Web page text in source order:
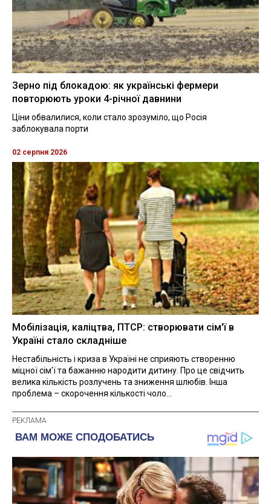
Зерно під блокадою: як українські фермери
повторюють уроки 4-річної давнини
Ціни обвалилися, коли стало зрозуміло, що Росія
заблокувала порти
02 серпня 2026
Мобілізація, каліцтва, ПТСР: створювати сім'ї в
Україні стало складніше
Нестабільність і криза в Україні не сприяють створенню
міцної сім'ї та бажанню народити дитину. Про це свідчить
велика кількість розлучень та зниження шлюбів. Інша
проблема – скорочення кількості чоло...